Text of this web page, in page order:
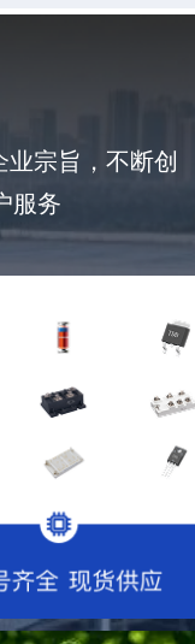
宗旨，不断创
服务